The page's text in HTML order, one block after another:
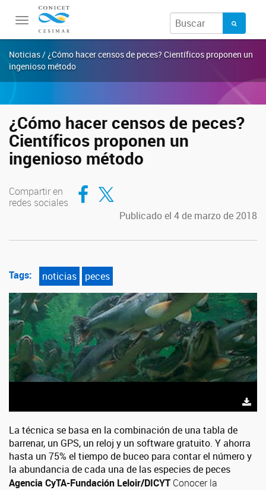
Toggle
navigation
Noticias / ¿Cómo hacer censos de peces? Científicos proponen un
ingenioso método
¿Cómo hacer censos de peces?
Científicos proponen un
ingenioso método
Compartir en
redes sociales
Compartir en Facebook
Compartir en Twitter
Publicado el 4 de marzo de 2018
Tags: noticias peces
La técnica se basa en la combinación de una tabla de
barrenar, un GPS, un reloj y un software gratuito. Y ahorra
hasta un 75% el tiempo de buceo para contar el número y
la abundancia de cada una de las especies de peces
Agencia CyTA-Fundación Leloir/DICYT Conocer la